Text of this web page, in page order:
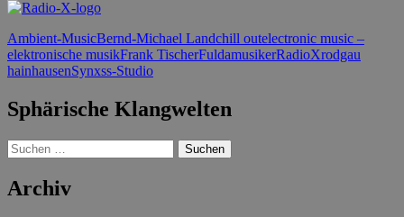
Ambient-MusicBernd-Michael Landchill outelectronic music –
elektronische musikFrank TischerFuldamusikerRadioXrodgau
hainhausenSynxss-Studio
Sphärische Klangwelten
Suchen
nach:
Archiv